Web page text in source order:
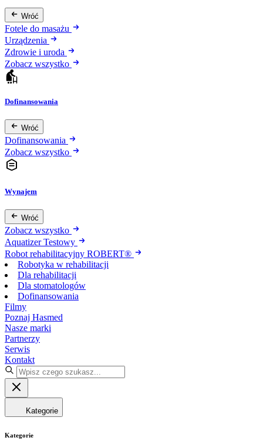
Wróć
Fotele do masażu
Urządzenia
Zdrowie i uroda
Zobacz wszystko
Dofinansowania
Wróć
Dofinansowania
Zobacz wszystko
Wynajem
Wróć
Zobacz wszystko
Aquatizer Testowy
Robot rehabilitacyjny ROBERT®
Robotyka w rehabilitacji
Dla rehabilitacji
Dla stomatologów
Dofinansowania
Filmy
Poznaj Hasmed
Nasze marki
Partnerzy
Serwis
Kontakt
Kategorie
Kategorie